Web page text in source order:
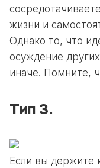
жизни и
Однако то, что
осуждение
иначе. Помните,
Тип 3.
Если вы держите